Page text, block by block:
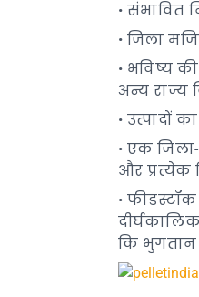
• संभावित
• जिला
• भविष्य
अन्य राज्य
• उत्पादों
• एक
और
•
कि भुगतान